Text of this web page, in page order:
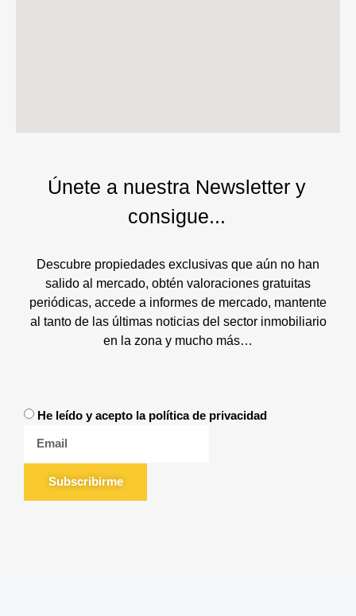
Únete a nuestra Newsletter y
consigue...
Descubre propiedades exclusivas que aún no han
salido al mercado, obtén valoraciones gratuitas
periódicas, accede a informes de mercado, mantente
al tanto de las últimas noticias del sector inmobiliario
en la zona y mucho más…
He leído y acepto la política de privacidad
Subscribirme